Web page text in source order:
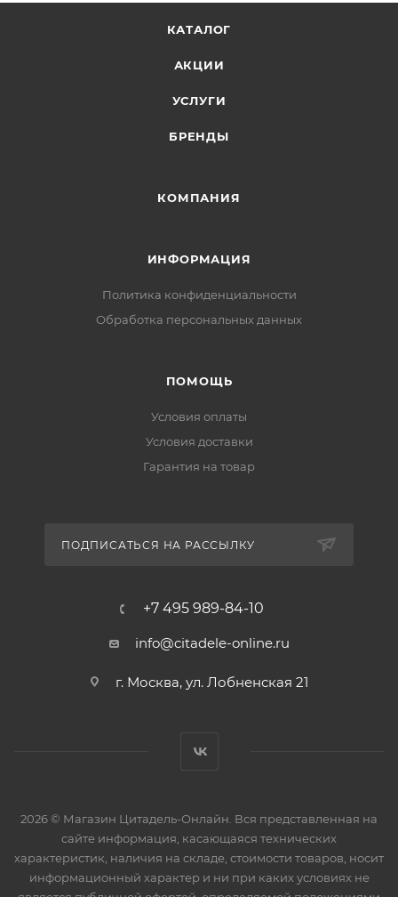
КАТАЛОГ
АКЦИИ
УСЛУГИ
БРЕНДЫ
КОМПАНИЯ
ИНФОРМАЦИЯ
Политика конфиденциальности
Обработка персональных данных
ПОМОЩЬ
Условия оплаты
Условия доставки
Гарантия на товар
ПОДПИСАТЬСЯ НА РАССЫЛКУ
+7 495 989-84-10
info@citadele-online.ru
г. Москва, ул. Лобненская 21
2026 © Магазин Цитадель-Онлайн. Вся представленная на
сайте информация, касающаяся технических
характеристик, наличия на складе, стоимости товаров, носит
информационный характер и ни при каких условиях не